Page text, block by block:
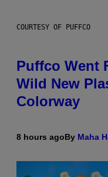
COURTESY OF PUFFCO
Puffco Went
Wild New
Colorway
8 hours agoBy Maha